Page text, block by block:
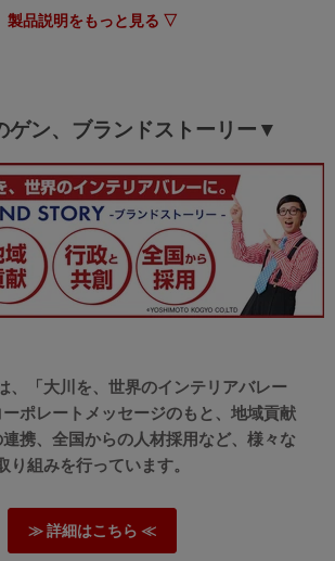
しまして、遅れが発生したようで大変申
ましてはご満足いただけたようで大変う
ます。
したら幸いです。
よりお待ちしております。
ージよりやや濃いめの黒に近いダークネイ
めの設計なのか、脚が内寄りで天板をゆす
ボーと同品。（パッケージで確認）
製品説明をもっと見る ▽
ゲン、ブランドストーリー▼
、「大川を、世界のインテリアバレー
ポレートメッセージのもと、地域貢献
携、全国からの人材採用など、様々な
り組みを行っています。
≫ 詳細はこちら ≪